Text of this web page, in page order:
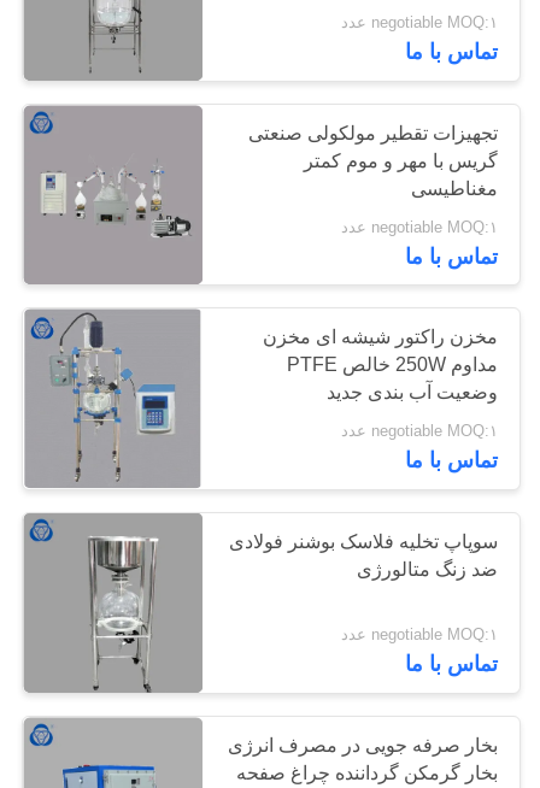
PRIVACY
POLICY
راکتور شیشه ای
ژاکت
مخزن شیشه ای با
ژاکت
6
اواپراتور دوار خلاء
6
آزمایشگاهی
negotiable MOQ:۱ عدد
تماس با ما
تجهیزات تقطیر مولکولی صنعتی
گریس با مهر و موم کمتر
مغناطیسی
negotiable MOQ:۱ عدد
تماس با ما
مخزن راکتور شیشه ای مخزن
مداوم 250W خالص PTFE
وضعیت آب بندی جدید
negotiable MOQ:۱ عدد
تماس با ما
سوپاپ تخلیه فلاسک بوشنر فولادی
ضد زنگ متالورژی
negotiable MOQ:۱ عدد
تماس با ما
بخار صرفه جویی در مصرف انرژی
بخار گرمکن گرداننده چراغ صفحه